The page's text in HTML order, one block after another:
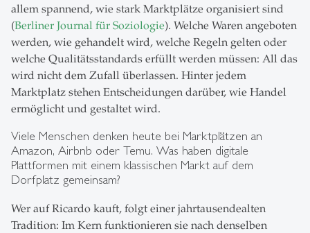
allem spannend, wie stark Marktplätze organisiert sind
(Berliner Journal für Soziologie). Welche Waren angeboten
werden, wie gehandelt wird, welche Regeln gelten oder
welche Qualitätsstandards erfüllt werden müssen: All das
wird nicht dem Zufall überlassen. Hinter jedem
Marktplatz stehen Entscheidungen darüber, wie Handel
ermöglicht und gestaltet wird.
Viele Menschen denken heute bei Marktplätzen an
Amazon, Airbnb oder Temu. Was haben digitale
Plattformen mit einem klassischen Markt auf dem
Dorfplatz gemeinsam?
Wer auf Ricardo kauft, folgt einer jahrtausendealten
Tradition: Im Kern funktionieren sie nach denselben